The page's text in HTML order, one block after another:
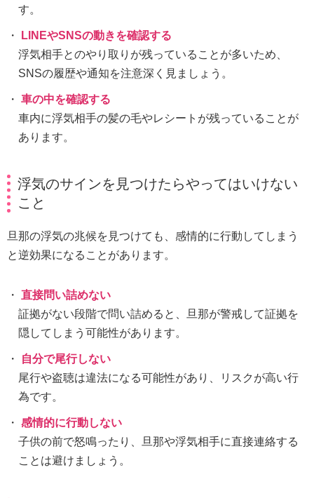
す。
LINEやSNSの動きを確認する
浮気相手とのやり取りが残っていることが多いため、
SNSの履歴や通知を注意深く見ましょう。
車の中を確認する
車内に浮気相手の髪の毛やレシートが残っていることが
あります。
浮気のサインを見つけたらやってはいけない
こと
旦那の浮気の兆候を見つけても、感情的に行動してしまう
と逆効果になることがあります。
直接問い詰めない
証拠がない段階で問い詰めると、旦那が警戒して証拠を
隠してしまう可能性があります。
自分で尾行しない
尾行や盗聴は違法になる可能性があり、リスクが高い行
為です。
感情的に行動しない
子供の前で怒鳴ったり、旦那や浮気相手に直接連絡する
ことは避けましょう。